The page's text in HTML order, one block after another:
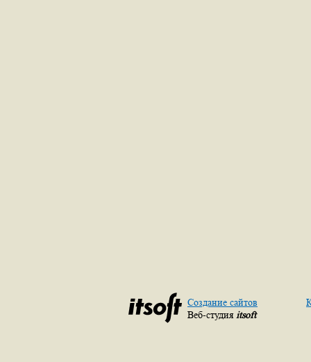
Создание сайтов
Веб-студия itsoft